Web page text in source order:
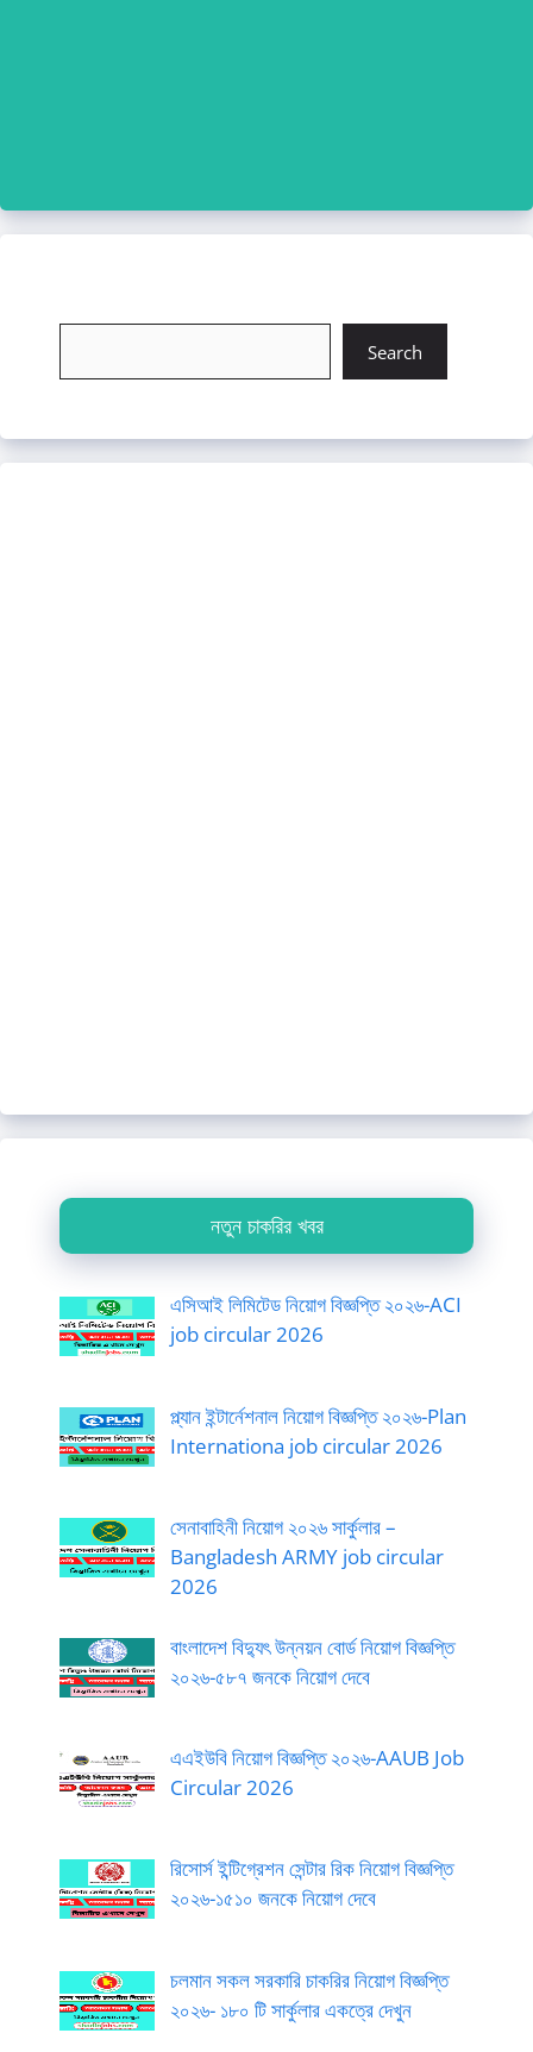
Search
নতুন চাকরির খবর
এসিআই লিমিটেড নিয়োগ বিজ্ঞপ্তি ২০২৬-ACI
job circular 2026
প্ল্যান ইন্টার্নেশনাল নিয়োগ বিজ্ঞপ্তি ২০২৬-Plan
Internationa job circular 2026
সেনাবাহিনী নিয়োগ ২০২৬ সার্কুলার –
Bangladesh ARMY job circular
2026
বাংলাদেশ বিদ্যুৎ উন্নয়ন বোর্ড নিয়োগ বিজ্ঞপ্তি
২০২৬-৫৮৭ জনকে নিয়োগ দেবে
এএইউবি নিয়োগ বিজ্ঞপ্তি ২০২৬-AAUB Job
Circular 2026
রিসোর্স ইন্টিগ্রেশন সেন্টার রিক নিয়োগ বিজ্ঞপ্তি
২০২৬-১৫১০ জনকে নিয়োগ দেবে
চলমান সকল সরকারি চাকরির নিয়োগ বিজ্ঞপ্তি
২০২৬- ১৮০ টি সার্কুলার একত্রে দেখুন